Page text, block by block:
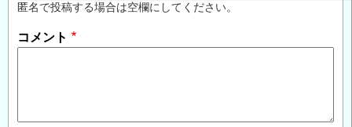
匿名で投稿する場合は空欄にしてください。
コメント